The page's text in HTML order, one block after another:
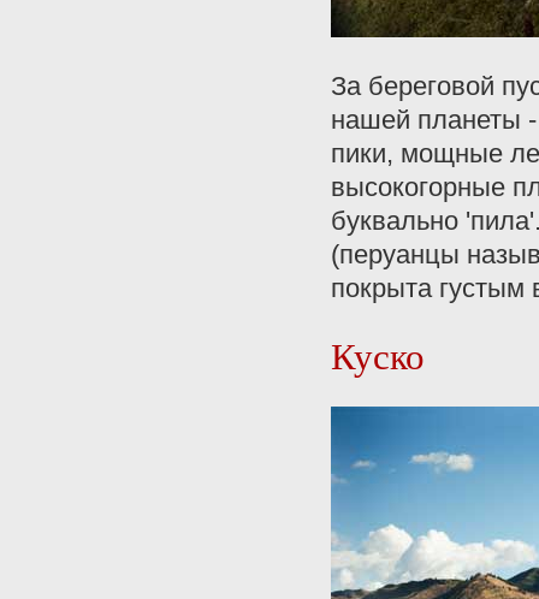
За береговой
нашей планеты
пики, мощные
высокогорные
буквально
(перуанцы
покрыта
Куско